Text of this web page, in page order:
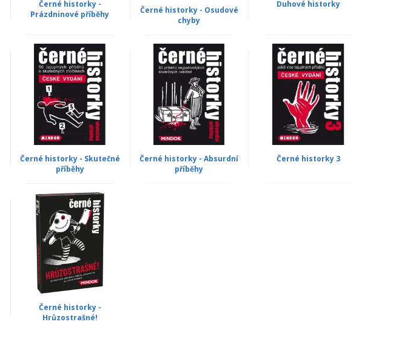
Černé historky -
Prázdninové příběhy
Černé historky - Osudové
chyby
Duhové historky
Černé historky - Skutečné
příběhy
Černé historky - Absurdní
příběhy
Černé historky 3
Černé historky -
Hrůzostrašné!